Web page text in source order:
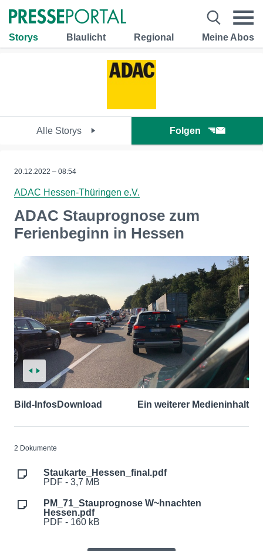
Storys Blaulicht Regional Meine Abos
Alle Storys Folgen
20.12.2022 – 08:54
ADAC Hessen-Thüringen e.V.
ADAC Stauprognose zum
Ferienbeginn in Hessen
Bild-InfosDownload Ein weiterer Medieninhalt
2 Dokumente
Staukarte_Hessen_final.pdf
PDF - 3,7 MB
PM_71_Stauprognose W~hnachten
Hessen.pdf
PDF - 160 kB